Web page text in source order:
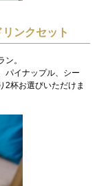
ンクセット
。
パイナップル、シー
2杯お選びいただけま